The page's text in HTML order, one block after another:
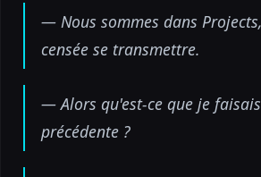
— Nous sommes dans
censée se transmettre.
— Alors qu'est-ce que je
précédente ?